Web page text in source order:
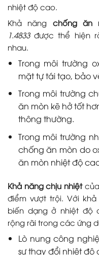
nhiệt độ cao.
Khả năng chống ăn
1.4833được thể hiện
nhau.
Trong môi trường
mặt tự tái tạo, bảo
Trong môi trường
ăn mòn kẽ hở tốt
thông thường.
Trong môi trường
chống ăn mòn do
ăn mòn nhiệt độ
Khả năng chịu nhiệtcủa
điểm vượt trội. Với
biến dạng ở nhiệt độ
rộng rãi trong các ứng
Lò nung công
sự thay đổi nhiệt độ